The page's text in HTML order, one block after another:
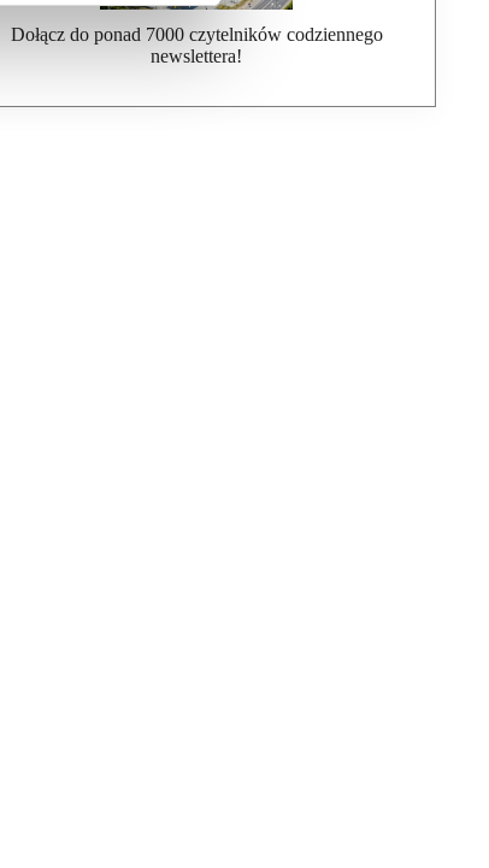
Dołącz do ponad 7000 czytelników codziennego
newslettera!